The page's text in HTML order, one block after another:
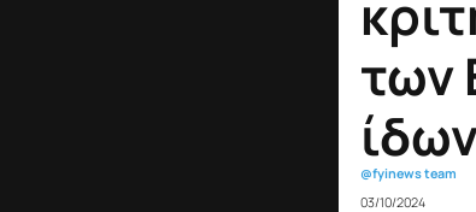
των
@fyinews team
03/10/2024